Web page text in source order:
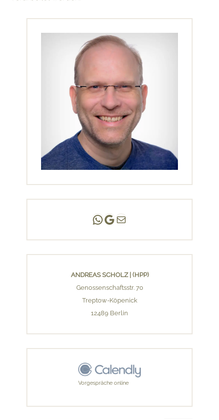
Andreas Scholz | (HPP)
Praxis Adlershof
E-Mail an mich ...
ANDREAS SCHOLZ | (HPP)
Genossenschaftsstr. 70
Treptow-Köpenick
12489 Berlin
Vorgespräche online